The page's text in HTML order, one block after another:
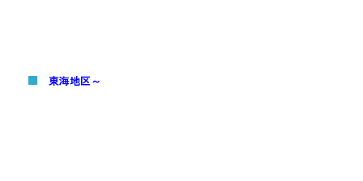
■ 東海地区～